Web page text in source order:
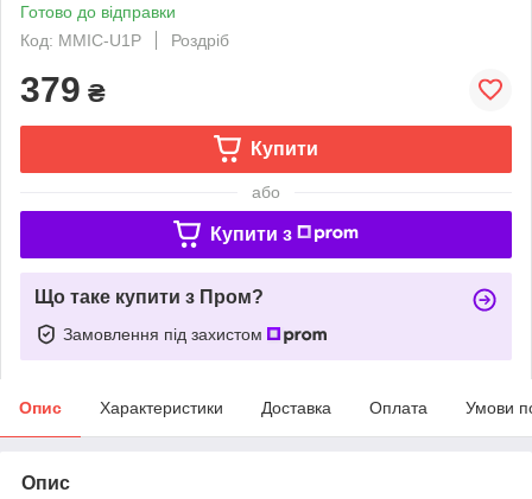
Готово до відправки
Код: MMIC-U1P
Роздріб
379 ₴
Купити
або
Купити з
Що таке купити з Пром?
Замовлення під захистом
Опис Характеристики Доставка Оплата Умови
Опис